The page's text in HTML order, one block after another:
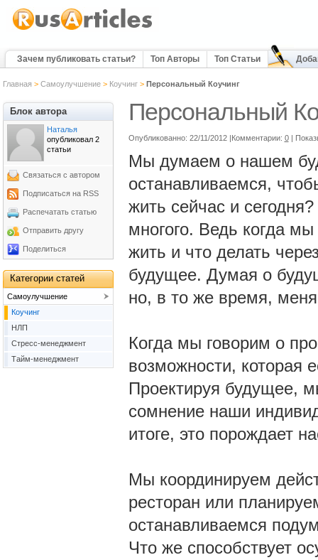
Зачем публиковать статьи? Топ Авторы Топ Статьи
Главная > Самоулучшение> Коучинг> Персональный Коучинг
Персональный
Опубликованно: 22/11/2012 |Комментарии: 0 |
Мы думаем о нашем
останавливаемся,
жить сейчас и
многого. Ведь когда
жить и что делать
будущее. Думая о
но, в то же время,
Когда мы говорим о
возможности, которая
Проектируя будущее,
сомнение наши
итоге, это порождает
Мы координируем
ресторан или
останавливаемся
Что же способствует
Блок автора
Наталья
опубликовал 2
статьи
Связаться с автором
Подписаться на RSS
Распечатать статью
Отправить другу
Поделиться
Категории статей
Самоулучшение
Коучинг
НЛП
Стресс-менеджмент
Тайм-менеджмент